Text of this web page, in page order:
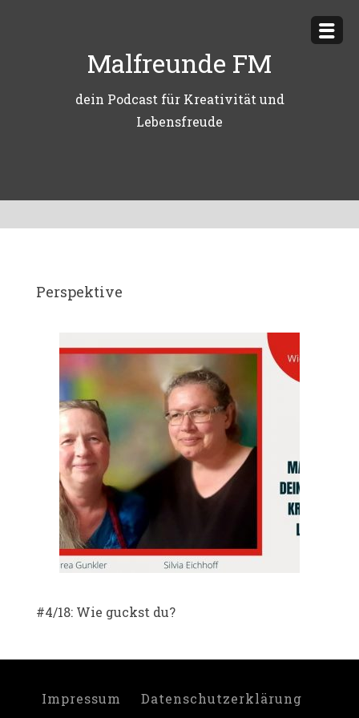
Malfreunde FM
dein Podcast für Kreativität und
Lebensfreude
Perspektive
#4/18: Wie guckst du?
Impressum Datenschutzerklärung